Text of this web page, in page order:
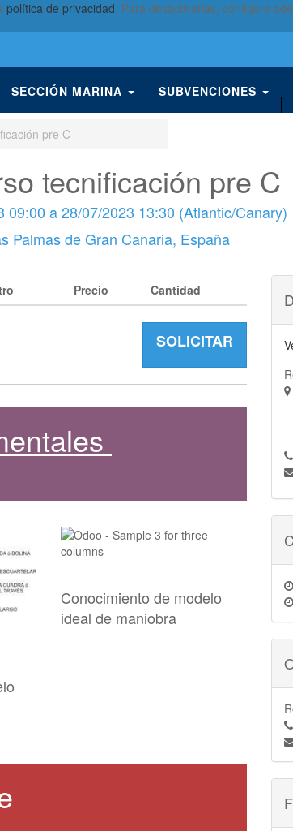
política de privacidad. Para desactivarlas, configure
SECCIÓN MARINA SUBVENCIONES
pre C
tecnificación pre C
09:00 a28/07/2023 13:30 (Atlantic/Canary)
Palmas de Gran Canaria, España
Precio Cantidad
SOLICITAR
Conocimiento de modelo
ideal de maniobra